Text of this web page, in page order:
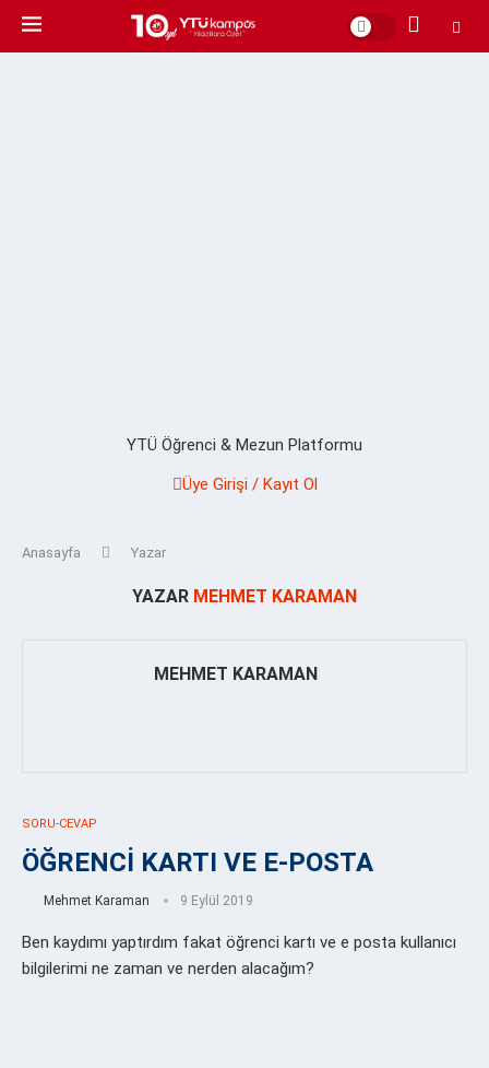
YTÜ Öğrenci & Mezun Platformu
Üye Girişi / Kayıt Ol
Anasayfa Yazar
YAZAR MEHMET KARAMAN
MEHMET KARAMAN
SORU-CEVAP
ÖĞRENCİ KARTI VE E-POSTA
Mehmet Karaman 9 Eylül 2019
Ben kaydımı yaptırdım fakat öğrenci kartı ve e posta kullanıcı
bilgilerimi ne zaman ve nerden alacağım?